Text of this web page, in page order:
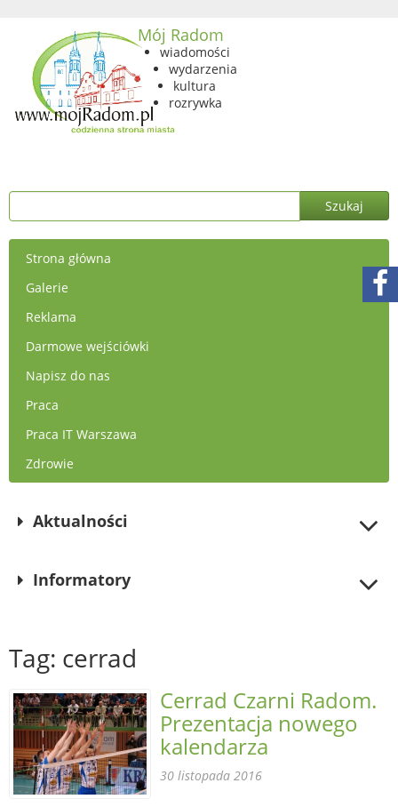
Mój Radom
wiadomości
wydarzenia
kultura
rozrywka
Strona główna
Galerie
Reklama
Darmowe wejściówki
Napisz do nas
Praca
Praca IT Warszawa
Zdrowie
Aktualności
Informatory
Tag: cerrad
Cerrad Czarni Radom.
Prezentacja nowego
kalendarza
30 listopada 2016